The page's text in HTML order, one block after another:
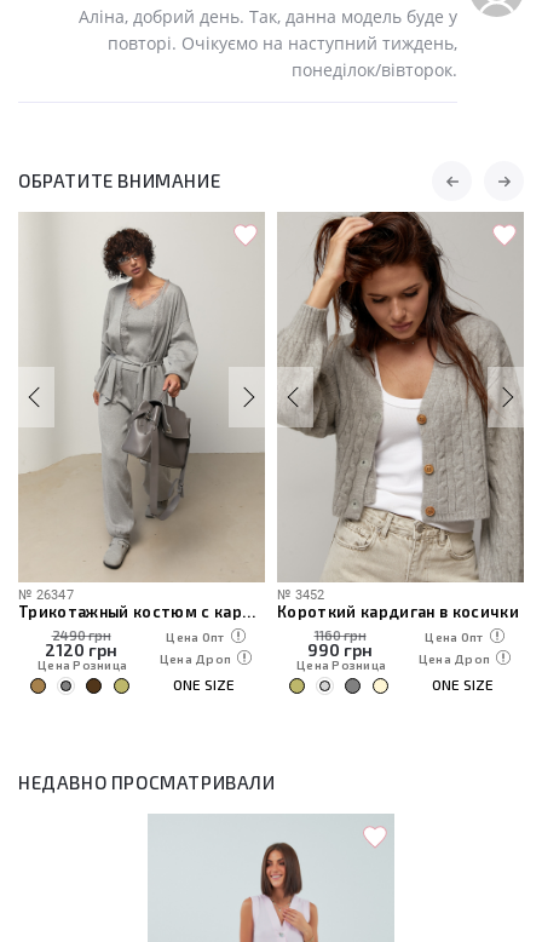
Аліна, добрий день. Так, данна модель буде у
повторі. Очікуємо на наступний тиждень,
понеділок/вівторок.
ОБРАТИТЕ ВНИМАНИЕ
№ 26347
Трикотажный костюм с кардиганом, топом и брюками
2490 грн
2120 грн
Цена Розница
Цена Опт
Цена Дроп
ONE SIZE
№ 3452
Короткий кардиган в косички
1160 грн
990 грн
Цена Розница
Цена Опт
Цена Дроп
ONE SIZE
НЕДАВНО ПРОСМАТРИВАЛИ